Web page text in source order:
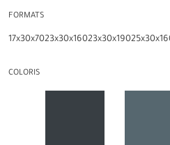
FORMATS
17x30x7023x30x16023x30x190
COLORIS